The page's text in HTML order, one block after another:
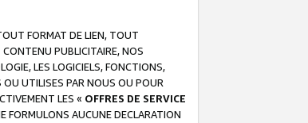
FORMAT DE LIEN, TOUT
PUBLICITAIRE, NOS
LES LOGICIELS, FONCTIONS,
UTILISES PAR NOUS OU POUR
LES « OFFRES DE SERVICE
FORMULONS AUCUNE DECLARATION